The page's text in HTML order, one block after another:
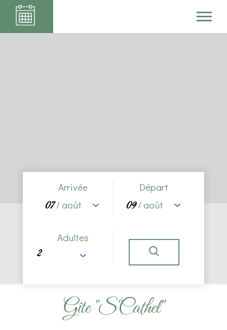
Arrivée
07/ août
Départ
09/ août
Adultes
Gîte "S'Cathel"